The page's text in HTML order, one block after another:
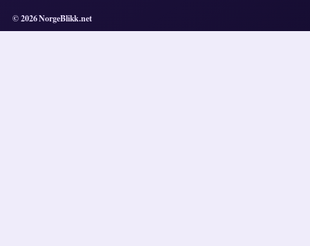
© 2026 NorgeBlikk.net